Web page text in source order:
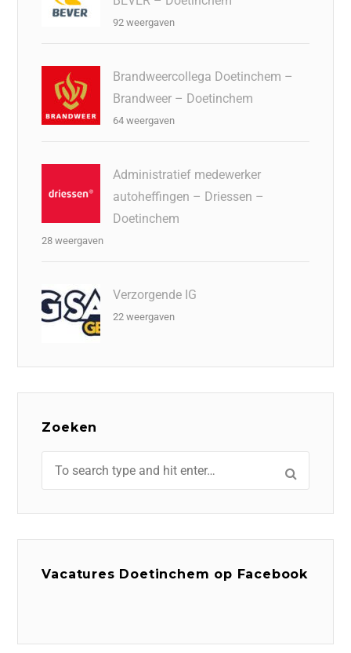
92 weergaven
Brandweercollega Doetinchem –
Brandweer – Doetinchem
64 weergaven
Administratief medewerker
autoheffingen – Driessen –
Doetinchem
28 weergaven
Verzorgende IG
22 weergaven
Zoeken
Vacatures Doetinchem op Facebook